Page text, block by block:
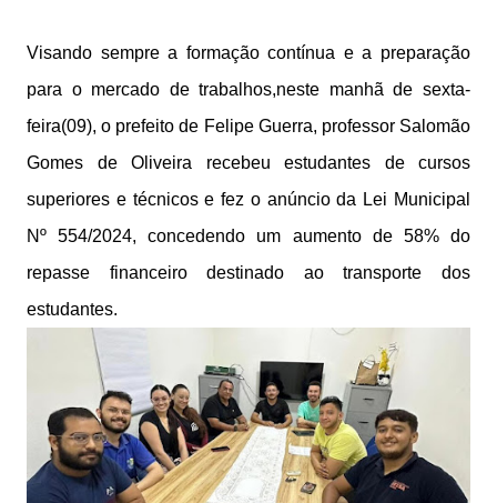
Visando sempre a formação contínua e a preparação
para o mercado de trabalhos,neste manhã de sexta-
feira(09), o prefeito de Felipe Guerra, professor Salomão
Gomes de Oliveira recebeu estudantes de cursos
superiores e técnicos e fez o anúncio da Lei Municipal
Nº 554/2024, concedendo um aumento de 58% do
repasse financeiro destinado ao transporte dos
estudantes.